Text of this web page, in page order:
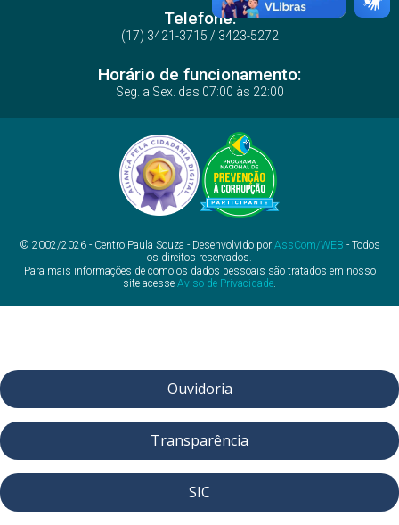
Telefone:
(17) 3421-3715 / 3423-5272
Horário de funcionamento:
Seg. a Sex. das 07:00 às 22:00
© 2002/2026 - Centro Paula Souza - Desenvolvido por AssCom/WEB - Todos
os direitos reservados.
Para mais informações de como os dados pessoais são tratados em nosso
site acesse Aviso de Privacidade.
Ouvidoria
Transparência
SIC